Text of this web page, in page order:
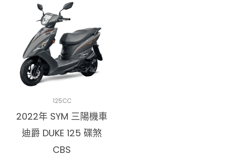
125CC
2022年 SYM 三陽機車
迪爵 DUKE 125 碟煞
CBS